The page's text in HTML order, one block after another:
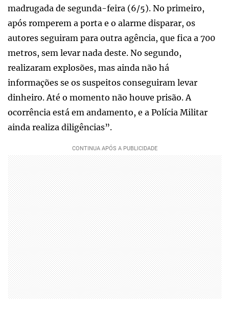
madrugada de segunda-feira (6/5). No primeiro,
após romperem a porta e o alarme disparar, os
autores seguiram para outra agência, que fica a 700
metros, sem levar nada deste. No segundo,
realizaram explosões, mas ainda não há
informações se os suspeitos conseguiram levar
dinheiro. Até o momento não houve prisão. A
ocorrência está em andamento, e a Polícia Militar
ainda realiza diligências”.